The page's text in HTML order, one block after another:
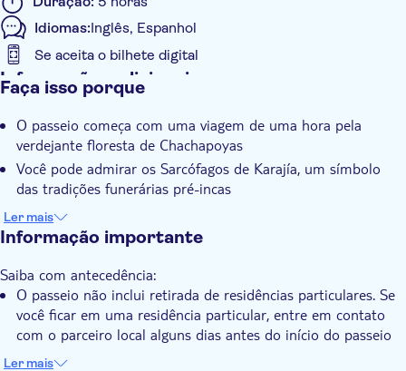
Idiomas:Inglês, Espanhol
Se aceita o bilhete digital
Informações adicionais
Tour guiado
Voucher eletrônico
Grupo privado
Pick up no hotel
Transporte incluído
Faça isso porque
O passeio começa com uma viagem de uma hora pela
verdejante floresta de Chachapoyas
Você pode admirar os Sarcófagos de Karajía, um símbolo
das tradições funerárias pré-incas
Seu guia local compartilhará informações sobre a história da
cultura Chachapoyas
Ler mais
Informação importante
Saiba com antecedência:
O passeio não inclui retirada de residências particulares. Se
você ficar em uma residência particular, entre em contato
com o parceiro local alguns dias antes do início do passeio
para coordenar um ponto de encontro para a retirada.
Ler mais